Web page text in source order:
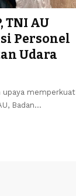
TNI AU
Personel
Udara
upaya memperkuat
Badan…